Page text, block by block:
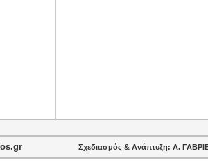
Σχεδιασμός & Ανάπτυξη: Α.